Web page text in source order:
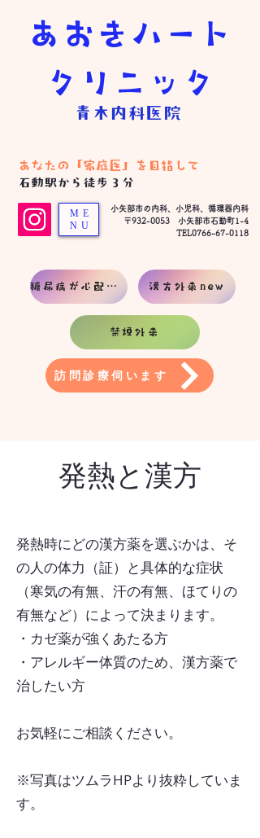
​あおきハート
クリニック
青木内科医院
​あなたの「家庭医」を目指して
石動駅から徒歩３分
ME
NU
小矢部市の内科、小児科、循環器内科
〒932-0053 小矢部市石動町1-4
​TEL0766-67-0118
糖尿病が心配な方 漢方外来new
禁煙外来
訪問診療伺います
発熱と漢方
発熱時にどの漢方薬を選ぶかは、そ
の人の体力（証）と具体的な症状
（寒気の有無、汗の有無、ほてりの
有無など）によって決まります。
​・カゼ薬が強くあたる方
・アレルギー体質のため、漢方薬で
治したい方
お気軽にご相談ください。
​※写真はツムラHPより抜粋していま
す。